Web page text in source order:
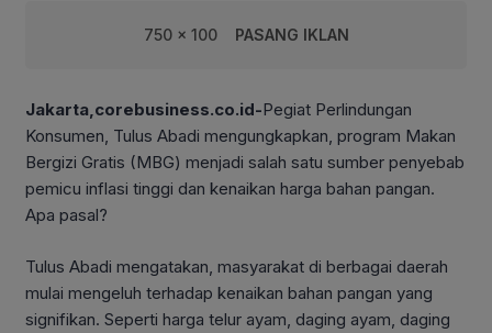
750 x 100 PASANG IKLAN
Jakarta,corebusiness.co.id-Pegiat Perlindungan
Konsumen, Tulus Abadi mengungkapkan, program Makan
Bergizi Gratis (MBG) menjadi salah satu sumber penyebab
pemicu inflasi tinggi dan kenaikan harga bahan pangan.
Apa pasal?
Tulus Abadi mengatakan, masyarakat di berbagai daerah
mulai mengeluh terhadap kenaikan bahan pangan yang
signifikan. Seperti harga telur ayam, daging ayam, daging